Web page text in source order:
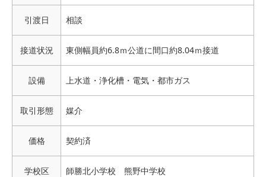
引渡日 相談
接道状況 東側幅員約6.8ｍ公道に間口約8.04ｍ接道
設備 上水道・浄化槽・電気・都市ガス
取引形態 媒介
価格 契約済
学校区 師勝北小学校 熊野中学校